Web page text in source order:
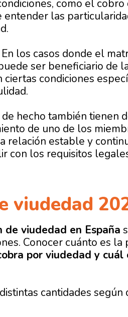
como el
entender las
En los casos donde el
ser beneficiario de
condiciones
de hecho también tienen
de uno de los
relación estable y
con los requisitos
viudedad
viudedad en España
Conocer cuánto es
por viudedad y
cantidades según